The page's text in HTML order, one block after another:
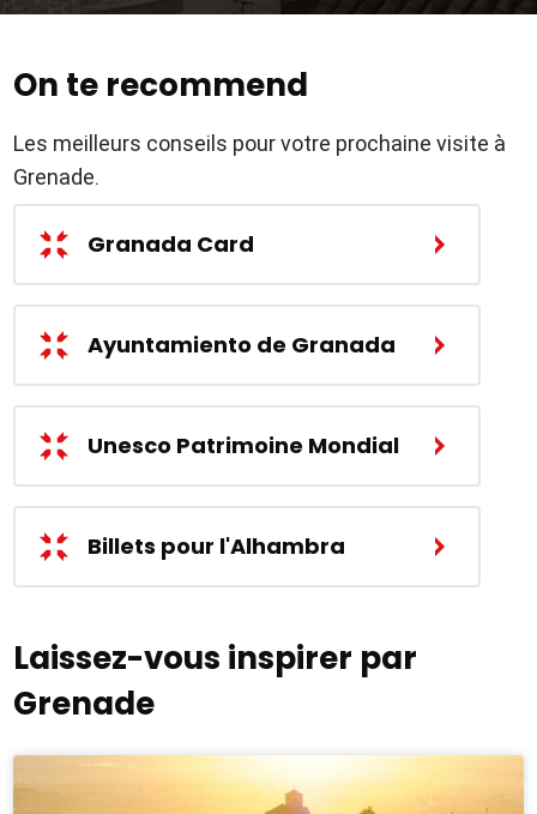
On te recommend
Les meilleurs conseils pour votre prochaine visite à
Grenade.
Granada Card
Ayuntamiento de Granada
Unesco Patrimoine Mondial
Billets pour l'Alhambra
Laissez-vous inspirer par
Grenade